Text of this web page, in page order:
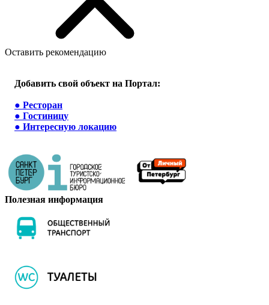
Оставить рекомендацию
Добавить свой объект на Портал:
● Ресторан
● Гостиницу
● Интересную локацию
Полезная информация